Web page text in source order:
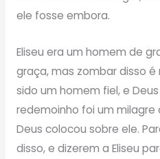
ele fosse embora.
Eliseu era um homem de
graça, mas zombar disso é
sido um homem fiel, e
redemoinho foi um
Deus colocou sobre ele.
disso, e dizerem a Eliseu